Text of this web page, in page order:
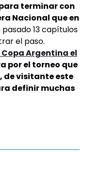
terminar con
Nacional que en
pasado 13 capítulos
el paso.
Argentina el
por el torneo que
de visitante este
definir muchas